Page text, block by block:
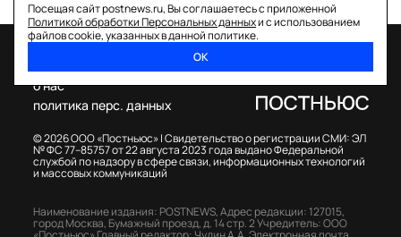
Посещая сайт postnews.ru, Вы соглашаетесь с приложенной
Политикой обработки Персональных данныхи с использованием
файлов cookie, указанных в данной политике.
ОК
© 2026 ООО «Постньюс» |Свидетельство о регистрации СМИ: ЭЛ
№ ФС 77–85757 от 22 августа 2023 года выдано Федеральной
службой по надзору в сфере связи, информационных технологий
и массовых коммуникаций
о нас
политика перс. данных
Наименование издания: POSTNEWS,Адрес редакции: 127015,
город Москва, Бумажный проезд, д. 14 стр. 2Учредитель: ООО